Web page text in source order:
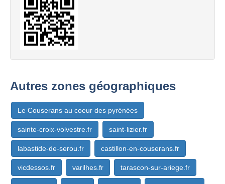
Autres zones géographiques
Le Couserans au coeur des pyrénées
sainte-croix-volvestre.fr saint-lizier.fr
labastide-de-serou.fr castillon-en-couserans.fr
vicdessos.fr varilhes.fr tarascon-sur-ariege.fr